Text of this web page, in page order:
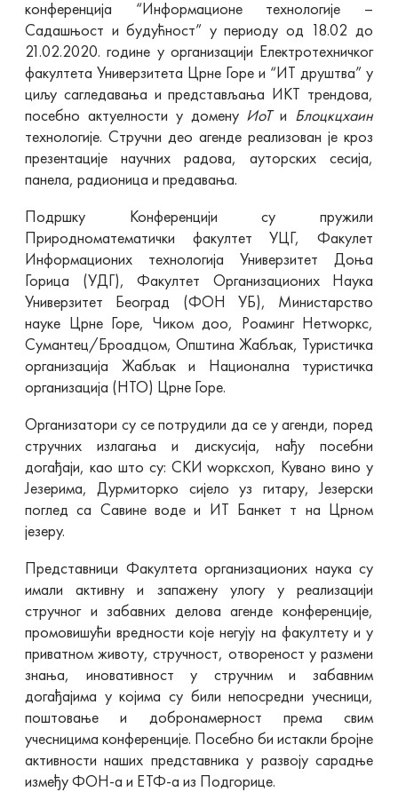
конференција “Информационе технологије –
Садашњост и будућност” у периоду од 18.02 до
21.02.2020. године у организацији Електротехничког
факултета Универзитета Црне Горе и “ИТ друштва” у
циљу сагледавања и представљања ИКТ трендова,
посебно актуелности у домену ИоТи Блоцкцхаин
технологије. Стручни део агенде реализован је кроз
презентације научних радова, ауторских сесија,
панела, радионица и предавања.
Подршку Конференцији су пружили
Природноматематички факултет УЦГ, Факулет
Информационих технологија Универзитет Доња
Горица (УДГ), Факултет Организационих Наука
Универзитет Београд (ФОН УБ), Министарство
науке Црне Горе, Чиком доо, Роаминг Нетwоркс,
Сyмантец/Броадцом, Општина Жабљак, Туристичка
организација Жабљак и Национална туристичка
организација (НТО) Црне Горе.
Организатори су се потрудили да се у агенди, поред
стручних излагања и дискусија, нађу посебни
догађаји, као што су: СКИ wорксхоп, Кувано вино у
Језерима, Дурмиторко сијело уз гитару, Језерски
поглед са Савине воде и ИТ Банкет т на Црном
језеру.
Представници Факултета организационих наука су
имали активну и запажену улогу у реализацији
стручног и забавних делова агенде конференције,
промовишући вредности које негују на факултету и у
приватном животу, стручност, отвореност у размени
знања, иновативност у стручним и забавним
догађајима у којима су били непосредни учесници,
поштовање и добронамерност према свим
учесницима конференције. Посебно би истакли бројне
активности наших представника у развоју сарадње
између ФОН-а и ЕТФ-а из Подгорице.